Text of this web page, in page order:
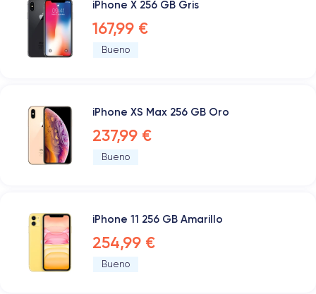
iPhone X 256 GB Gris
167,99 €
Bueno
iPhone XS Max 256 GB Oro
237,99 €
Bueno
iPhone 11 256 GB Amarillo
254,99 €
Bueno